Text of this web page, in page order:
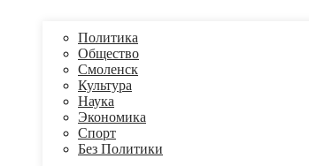
Политика
Общество
Смоленск
Культура
Наука
Экономика
Спорт
Без Политики